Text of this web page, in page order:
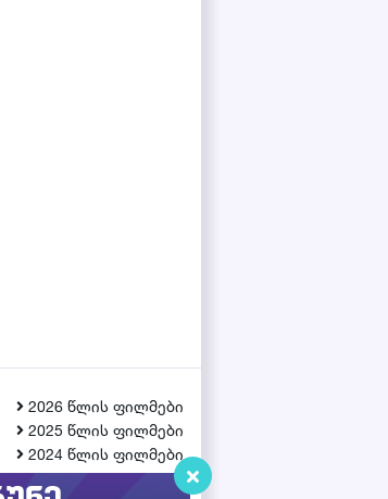
2026 წლის ფილმები
2025 წლის ფილმები
2024 წლის ფილმები